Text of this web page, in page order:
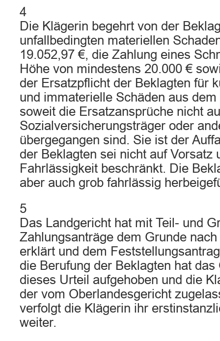
4
Die Klägerin begehrt von der
unfallbedingten materiellen
19.052,97 €, die Zahlung eines
Höhe von mindestens 20.000 €
der Ersatzpflicht der Beklagten für
und immaterielle Schäden aus
soweit die Ersatzansprüche nicht
Sozialversicherungsträger oder
übergegangen sind. Sie ist der
der Beklagten sei nicht auf Vorsatz
Fahrlässigkeit beschränkt. Die
aber auch grob fahrlässig
5
Das Landgericht hat mit Teil- und
Zahlungsanträge dem Grunde
erklärt und dem
die Berufung der Beklagten hat
dieses Urteil aufgehoben und die
der vom Oberlandesgericht
verfolgt die Klägerin ihr
weiter.